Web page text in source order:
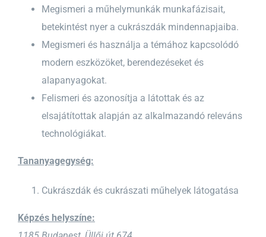
Megismeri a műhelymunkák munkafázisait,
betekintést nyer a cukrászdák mindennapjaiba.
Megismeri és használja a témához kapcsolódó
modern eszközöket, berendezéseket és
alapanyagokat.
Felismeri és azonosítja a látottak és az
elsajátítottak alapján az alkalmazandó releváns
technológiákat.
Tananyagegység:
Cukrászdák és cukrászati műhelyek látogatása
Képzés helyszíne: